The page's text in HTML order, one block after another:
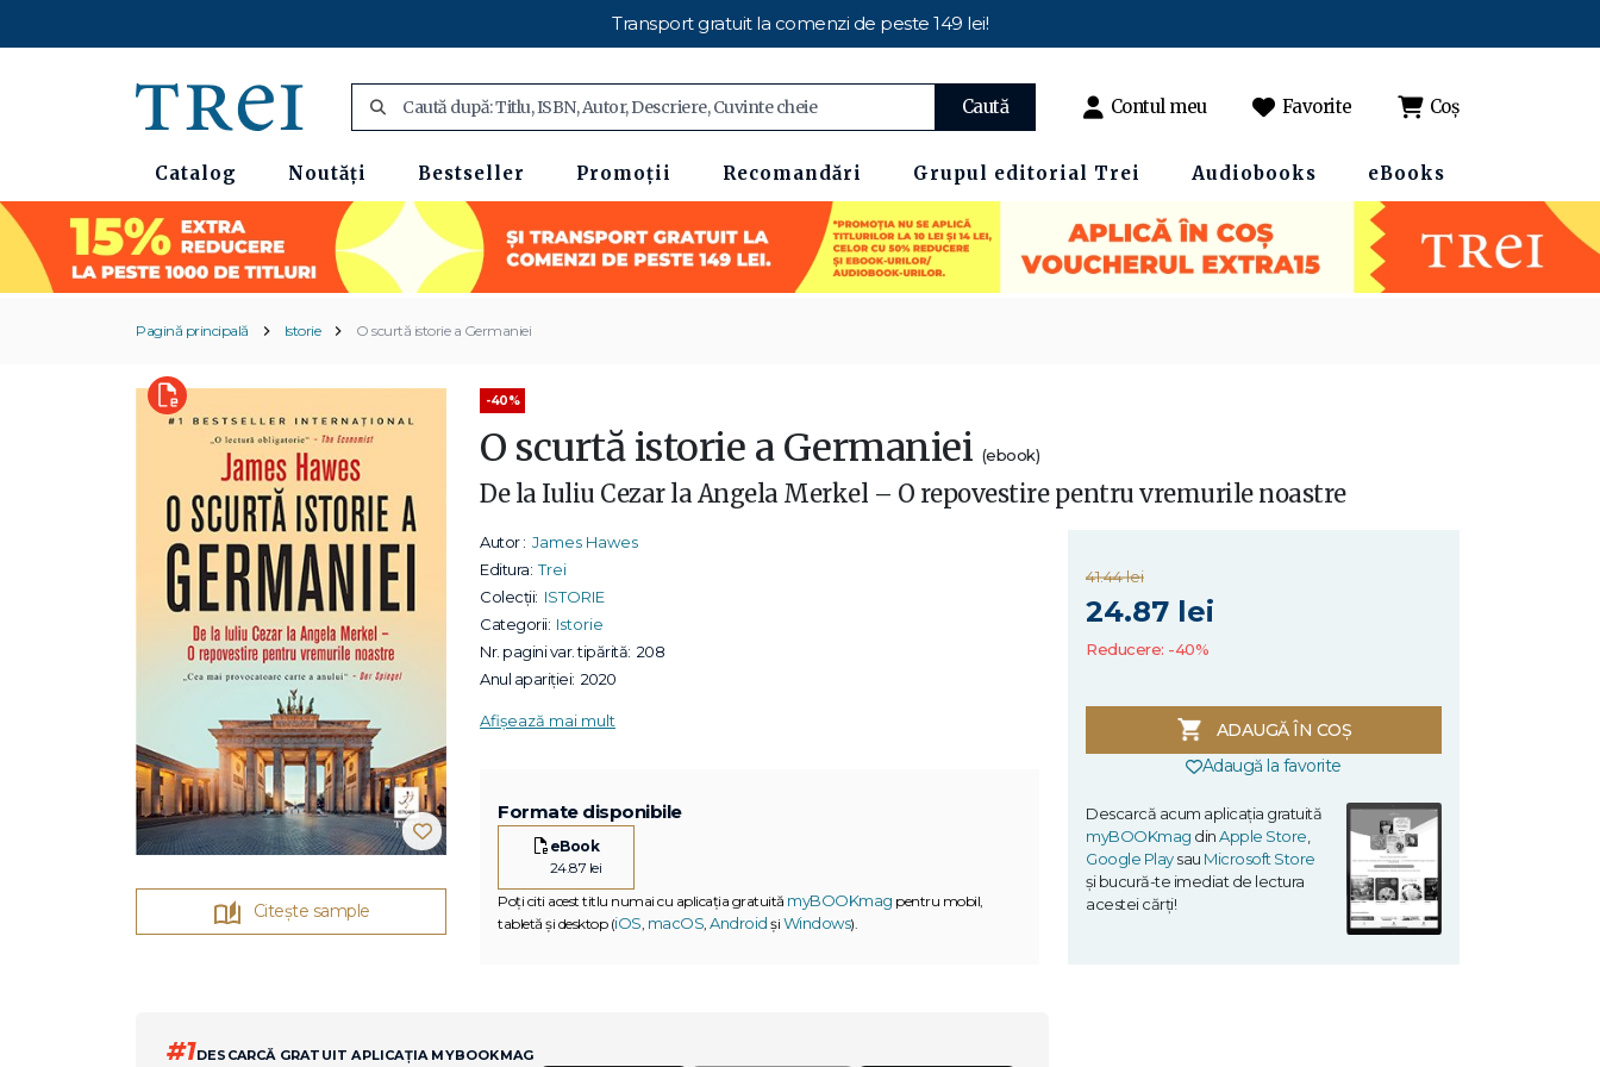
Transport gratuit la comenzi de peste 149 lei!
Caută Contul meu Favorite Coș
Catalog Noutăți Bestseller Promoții Recomandări Grupul editorial Trei Audiobooks eBooks
Pagină principală Istorie O scurtă istorie a Germaniei
Citește sample
-40%
O scurtă istorie a Germaniei (ebook)
De la Iuliu Cezar la Angela Merkel – O repovestire pentru vremurile noastre
Autor : James Hawes
Editura: Trei
Colecții: ISTORIE
Categorii: Istorie
Nr. pagini var. tipărită: 208
Anul apariției: 2020
Afișează mai mult
Formate disponibile
eBook
24.87 lei
Poți citi acest titlu numai cu aplicația gratuită myBOOKmag pentru mobil,
tabletă și desktop (iOS macOS Android și Windows).
41.44 lei
24.87 lei
Reducere: -40%
ADAUGĂ ÎN COȘ
Adaugă la favorite
Descarcă acum aplicația gratuită
myBOOKmag dinApple Store
Google Playsau Microsoft Store
și bucură-te imediat de lectura
acestei cărți!
#1DESCARCĂ GRATUIT APLICAȚIA MYBOOKMAG